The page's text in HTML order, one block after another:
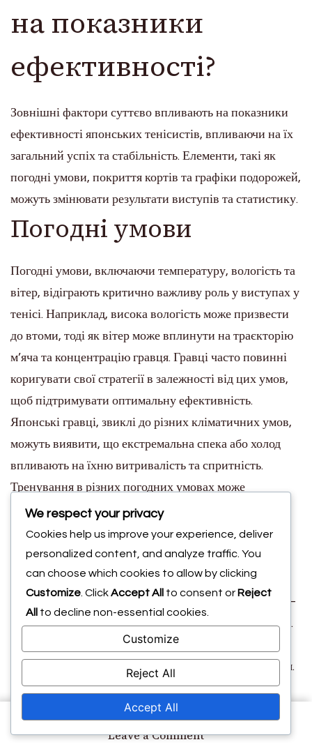
Leave a Commenton
на показники
ефективності?
Зовнішні фактори суттєво впливають на показники
ефективності японських тенісистів, впливаючи на їх
загальний успіх та стабільність. Елементи, такі як
погодні умови, покриття кортів та графіки подорожей,
можуть змінювати результати виступів та статистику.
Погодні умови
Погодні умови, включаючи температуру, вологість та
вітер, відіграють критично важливу роль у виступах у
тенісі. Наприклад, висока вологість може призвести
до втоми, тоді як вітер може вплинути на траєкторію
м’яча та концентрацію гравця. Гравці часто повинні
коригувати свої стратегії в залежності від цих умов,
щоб підтримувати оптимальну ефективність.
Японські гравці, звиклі до різних кліматичних умов,
можуть виявити, що екстремальна спека або холод
впливають на їхню витривалість та спритність.
Тренування в різних погодних умовах може
допомогти гравцям підготуватися до турнірів, що
проходять у різних середовищах.
Покриття кортів
Тип покриття кортів – тверде, глиняне або трав’яне –
суттєво впливає на показники ефективності гравців.
Кожне покриття має унікальні характеристики, які
впливають на швидкість м’яча, відскок та рух гравця.
Наприклад, тверді корти зазвичай сприяють
потужним подачам та швидкій грі, тоді як глиняні
корти вимагають більшої витривалості та
We respect your privacy
Cookies help us improve your experience, deliver
personalized content, and analyze traffic. You
can choose which cookies to allow by clicking
Customize . ClickAccept All to consent or Reject
All
to decline non-essential cookies.
Customize
Reject All
Accept All